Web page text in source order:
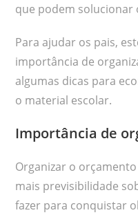
que podem solucionar
Para ajudar os pais,
importância de
algumas dicas para
o material escolar.
Importância de
Organizar o
mais previsibilidade
fazer para conquistar